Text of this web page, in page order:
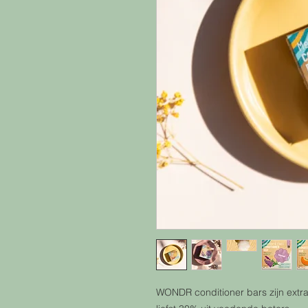
WONDR conditioner bars zijn